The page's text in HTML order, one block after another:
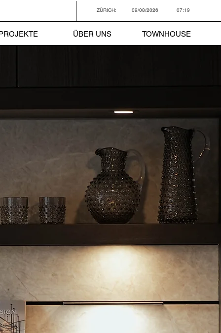
ZÜRICH: 09/08/2026 07:19
ÜBER UNS TOWNHOUSE